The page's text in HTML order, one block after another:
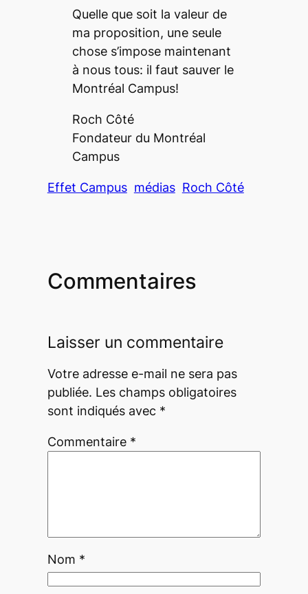
Quelle que soit la valeur de
ma proposition, une seule
chose s’impose maintenant
à nous tous: il faut sauver le
Montréal Campus!
Roch Côté
Fondateur du Montréal
Campus
Effet Campus médias Roch Côté
Commentaires
Laisser un commentaire
Votre adresse e-mail ne sera pas
publiée. Les champs obligatoires
sont indiqués avec *
Commentaire *
Nom *